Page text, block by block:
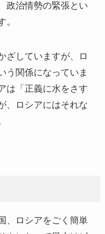
政治情勢の緊張とい
。
ざしていますが、ロ
う関係になっていま
は「正義に水をさす
、ロシアにはそれな
、ロシアをごく簡単